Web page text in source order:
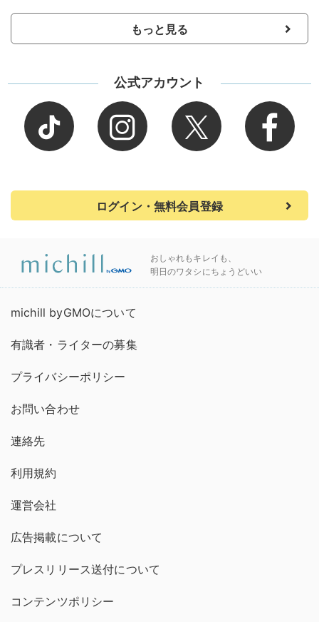
もっと見る
公式アカウント
ログイン・無料会員登録
おしゃれもキレイも、
明日のワタシにちょうどいい
michill byGMOについて
有識者・ライターの募集
プライバシーポリシー
お問い合わせ
連絡先
利用規約
運営会社
広告掲載について
プレスリリース送付について
コンテンツポリシー